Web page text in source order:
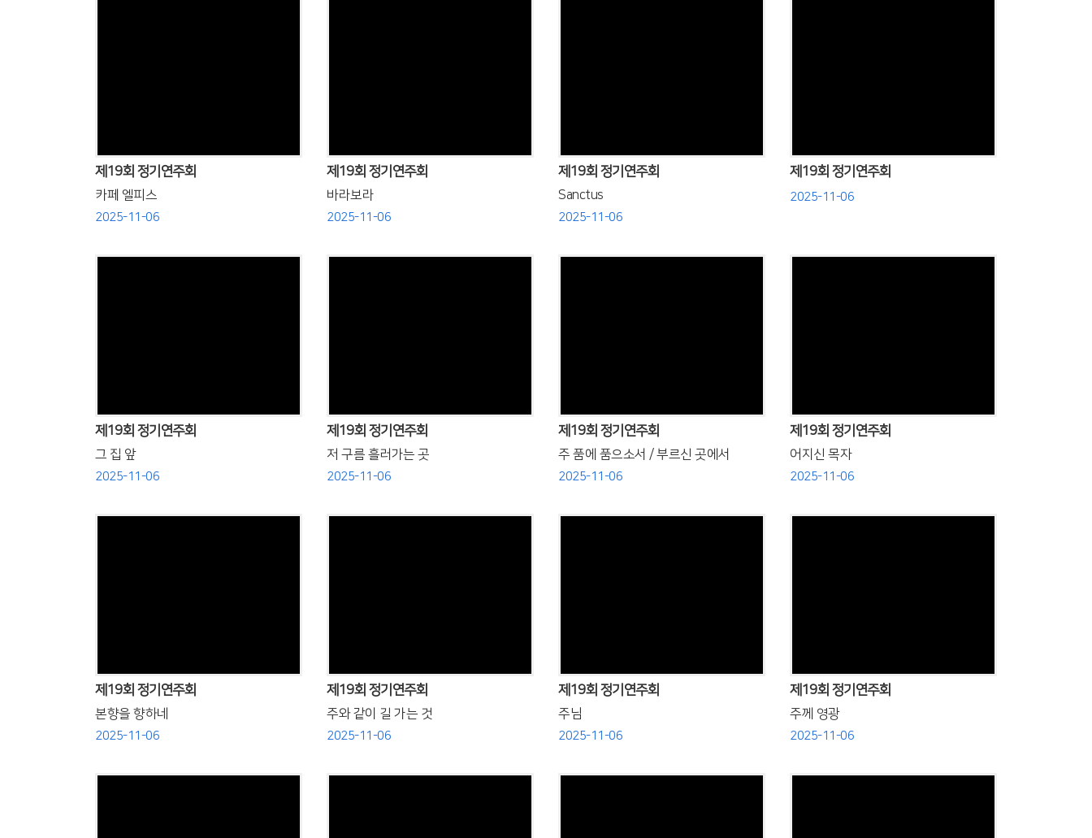
제19회 정기연주회
카페 엘피스
2025-11-06
제19회 정기연주회
바라보라
2025-11-06
제19회 정기연주회
Sanctus
2025-11-06
제19회 정기연주회
2025-11-06
제19회 정기연주회
그 집 앞
2025-11-06
제19회 정기연주회
저 구름 흘러가는 곳
2025-11-06
제19회 정기연주회
주 품에 품으소서 / 부르신 곳에서
2025-11-06
제19회 정기연주회
어지신 목자
2025-11-06
제19회 정기연주회
본향을 향하네
2025-11-06
제19회 정기연주회
주와 같이 길 가는 것
2025-11-06
제19회 정기연주회
주님
2025-11-06
제19회 정기연주회
주께 영광
2025-11-06